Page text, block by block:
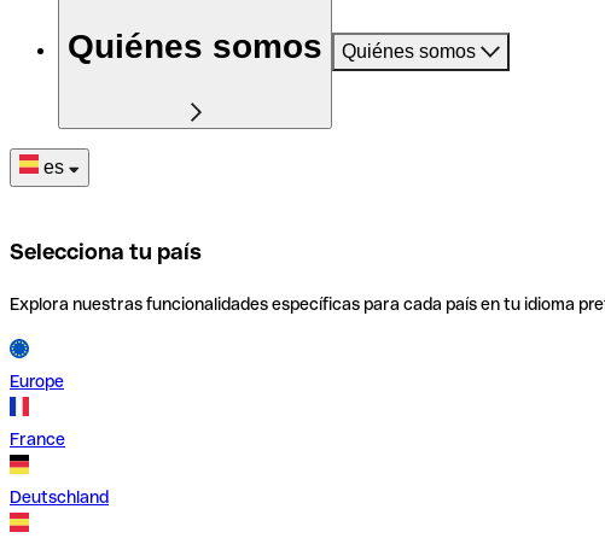
Quiénes somos Quiénes somos
es
Selecciona tu país
Explora nuestras funcionalidades específicas para cada país en tu idioma
Europe
France
Deutschland